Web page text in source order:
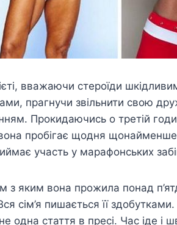
вважаючи стероїди
прагнучи звільнити свою
Прокидаючись о третій
пробігає щодня щонайменше
участь у марафонських
з яким вона прожила понад
сім’я пишається її
одна стаття в пресі. Час іде